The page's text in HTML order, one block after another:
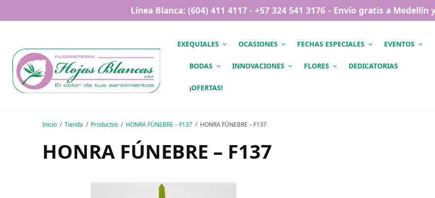
Línea Blanca: (604) 411 4117 - +57 324 541 3176 - Envío gratis a
EXEQUIALES OCASIONES FECHAS ESPECIALES EVENTOS
BODAS INNOVACIONES FLORES DEDICATORIAS
¡OFERTAS!
Inicio Tienda Productos HONRA FÚNEBRE – F137 HONRA FÚNEBRE – F137
HONRA FÚNEBRE – F137